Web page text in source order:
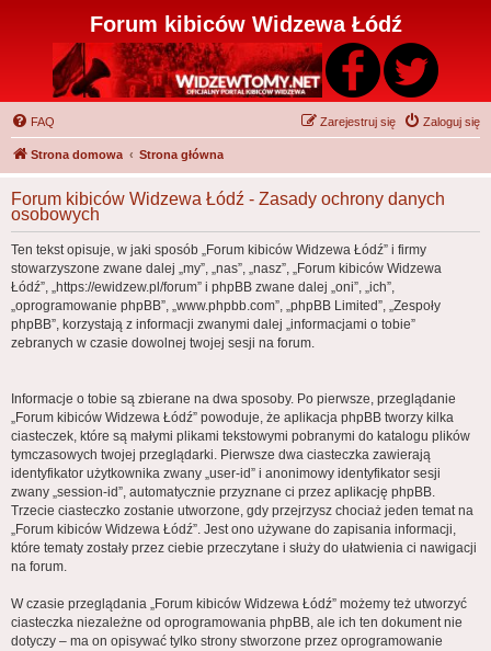
Forum kibiców Widzewa Łódź
FAQ Zaloguj się
Zarejestruj się
Strona domowa Strona główna
Forum kibiców Widzewa Łódź - Zasady ochrony danych
osobowych
Ten tekst opisuje, w jaki sposób „Forum kibiców Widzewa Łódź” i firmy
stowarzyszone zwane dalej „my”, „nas”, „nasz”, „Forum kibiców Widzewa
Łódź”, „https://ewidzew.pl/forum” i phpBB zwane dalej „oni”, „ich”,
„oprogramowanie phpBB”, „www.phpbb.com”, „phpBB Limited”, „Zespoły
phpBB”, korzystają z informacji zwanymi dalej „informacjami o tobie”
zebranych w czasie dowolnej twojej sesji na forum.
Informacje o tobie są zbierane na dwa sposoby. Po pierwsze, przeglądanie
„Forum kibiców Widzewa Łódź” powoduje, że aplikacja phpBB tworzy kilka
ciasteczek, które są małymi plikami tekstowymi pobranymi do katalogu plików
tymczasowych twojej przeglądarki. Pierwsze dwa ciasteczka zawierają
identyfikator użytkownika zwany „user-id” i anonimowy identyfikator sesji
zwany „session-id”, automatycznie przyznane ci przez aplikację phpBB.
Trzecie ciasteczko zostanie utworzone, gdy przejrzysz chociaż jeden temat na
„Forum kibiców Widzewa Łódź”. Jest ono używane do zapisania informacji,
które tematy zostały przez ciebie przeczytane i służy do ułatwienia ci nawigacji
na forum.
W czasie przeglądania „Forum kibiców Widzewa Łódź” możemy też utworzyć
ciasteczka niezależne od oprogramowania phpBB, ale ich ten dokument nie
dotyczy – ma on opisywać tylko strony stworzone przez oprogramowanie